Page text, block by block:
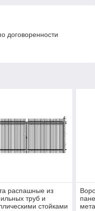
договоренности
распашные из
труб и
стойками